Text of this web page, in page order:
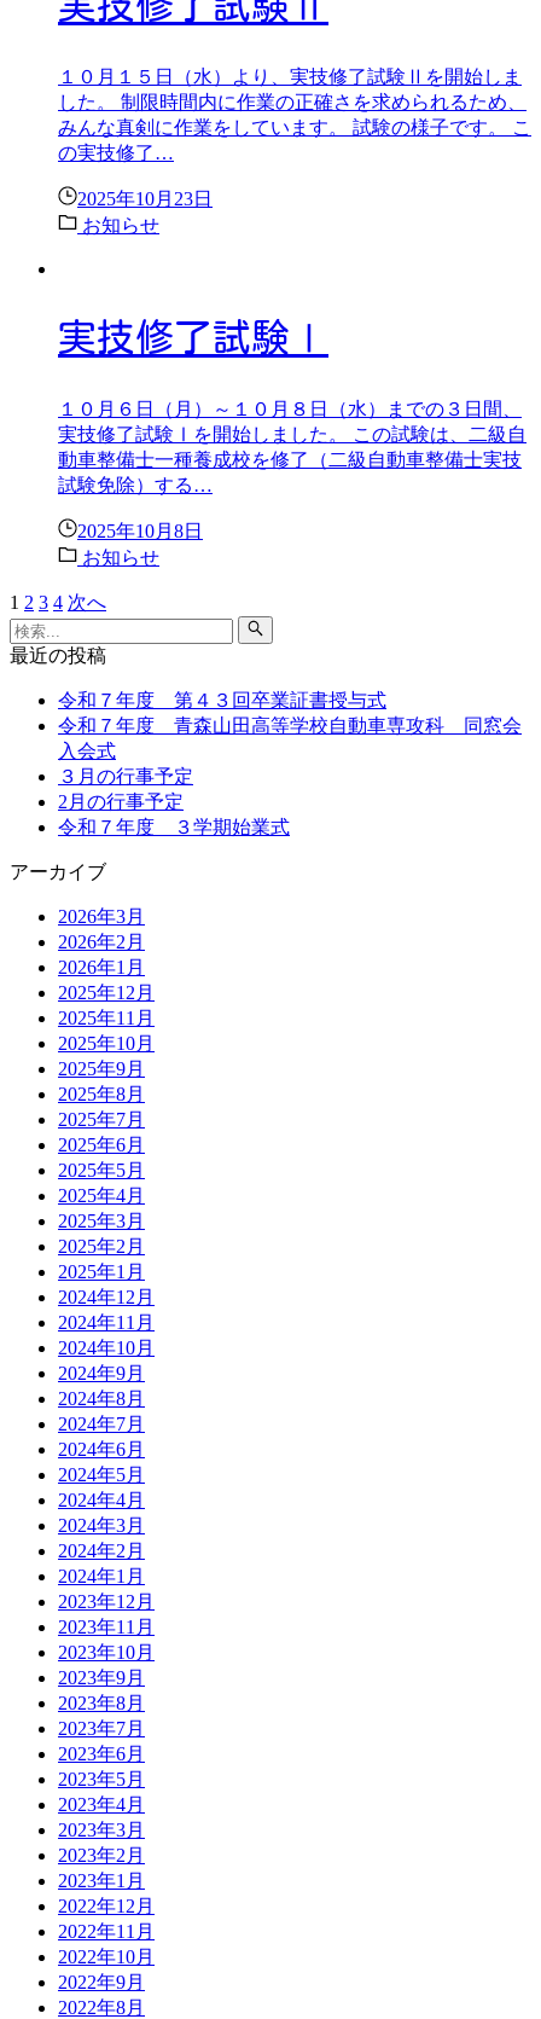
１０月１５日（水）より、実技修了試験Ⅱを開始しま
した。 制限時間内に作業の正確さを求められるため、
みんな真剣に作業をしています。 試験の様子です。 こ
の実技修了…
2025年10月23日
お知らせ
実技修了試験Ⅰ
１０月６日（月）～１０月８日（水）までの３日間、
実技修了試験Ⅰを開始しました。 この試験は、二級自
動車整備士一種養成校を修了（二級自動車整備士実技
試験免除）する…
2025年10月8日
お知らせ
1 2 3 4 次へ
最近の投稿
令和７年度 第４３回卒業証書授与式
令和７年度 青森山田高等学校自動車専攻科 同窓会
入会式
３月の行事予定
2月の行事予定
令和７年度 ３学期始業式
アーカイブ
2026年3月
2026年2月
2026年1月
2025年12月
2025年11月
2025年10月
2025年9月
2025年8月
2025年7月
2025年6月
2025年5月
2025年4月
2025年3月
2025年2月
2025年1月
2024年12月
2024年11月
2024年10月
2024年9月
2024年8月
2024年7月
2024年6月
2024年5月
2024年4月
2024年3月
2024年2月
2024年1月
2023年12月
2023年11月
2023年10月
2023年9月
2023年8月
2023年7月
2023年6月
2023年5月
2023年4月
2023年3月
2023年2月
2023年1月
2022年12月
2022年11月
2022年10月
2022年9月
2022年8月